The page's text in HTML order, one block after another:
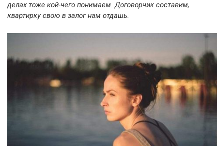
делах тоже кой-чего понимаем. Договорчик составим,
квартирку свою в залог нам отдашь.